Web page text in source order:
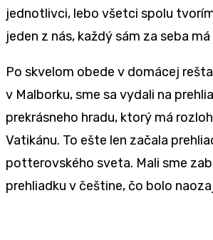
jednotlivci, lebo všetci spolu
jeden z nás, každý sám za seba
Po skvelom obede v domácej
v Malborku, sme sa vydali na
prekrásneho hradu, ktorý má
Vatikánu. To ešte len začala
potterovského sveta. Mali sme
prehliadku v češtine, čo bolo